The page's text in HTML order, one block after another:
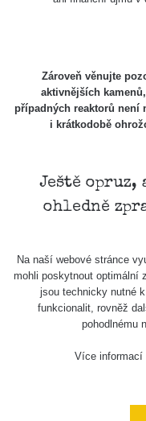
Zároveň věnujte
aktivnějších
případných reaktorů není
i krátkodobě
Ještě opruz,
ohledně
Na naší webové stránce
mohli poskytnout optimální
jsou technicky nutné
funkcionalit, rovněž
pohodlnému
Více informací